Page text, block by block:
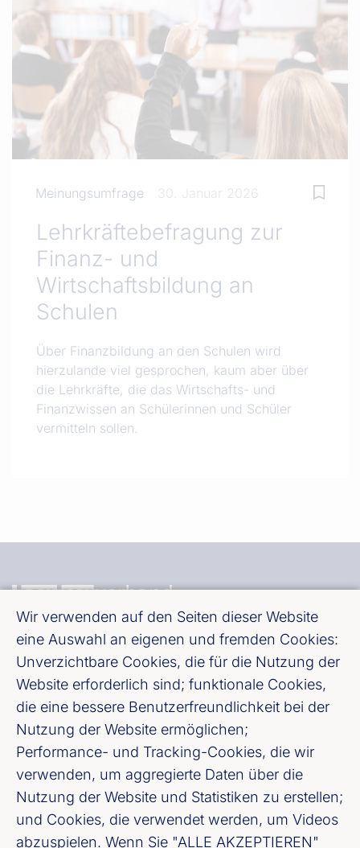
Meinungsumfrage 30. Januar 2026
Lehrkräftebefragung zur
Finanz- und
Wirtschaftsbildung an
Schulen
Über Finanzbildung an den Schulen wird
hierzulande viel gesprochen, kaum aber über
die Lehrkräfte, die das Wirtschafts- und
Finanzwissen an Schülerinnen und Schüler
vermitteln sollen.
Wir verwenden auf den Seiten dieser Website
eine Auswahl an eigenen und fremden Cookies:
Unverzichtbare Cookies, die für die Nutzung der
Website erforderlich sind; funktionale Cookies,
die eine bessere Benutzerfreundlichkeit bei der
Nutzung der Website ermöglichen;
Performance- und Tracking-Cookies, die wir
verwenden, um aggregierte Daten über die
Nutzung der Website und Statistiken zu erstellen;
und Cookies, die verwendet werden, um Videos
abzuspielen. Wenn Sie "ALLE AKZEPTIEREN"
Bundesverband deutscher Banken e. V.
Burgstraße 28, 10178 Berlin
Fußzeile (Bankenverband)
Impressum
LinkedIn
Youtube